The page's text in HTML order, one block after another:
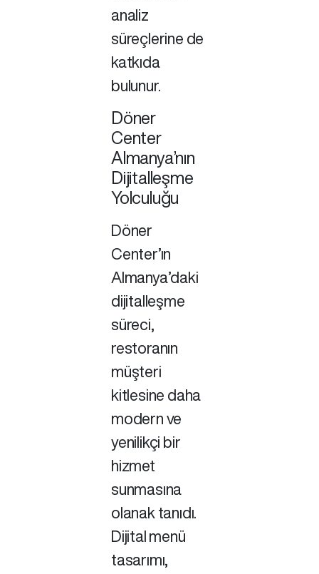
analiz
süreçlerine de
katkıda
bulunur.
Döner
Center
Almanya’nın
Dijitalleşme
Yolculuğu
Döner
Center’ın
Almanya’daki
dijitalleşme
süreci,
restoranın
müşteri
kitlesine daha
modern ve
yenilikçi bir
hizmet
sunmasına
olanak tanıdı.
Dijital menü
tasarımı,